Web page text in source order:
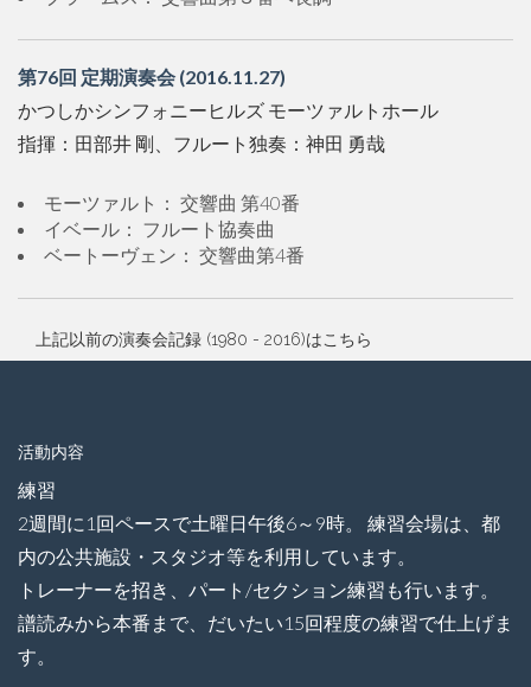
第76回 定期演奏会 (2016.11.27)
かつしかシンフォニーヒルズ モーツァルトホール
指揮：田部井 剛、フルート独奏：神田 勇哉
モーツァルト： 交響曲 第40番
イベール： フルート協奏曲
ベートーヴェン： 交響曲第4番
上記以前の演奏会記録 (1980 - 2016)はこちら
活動内容
練習
2週間に1回ペースで土曜日午後6～9時。 練習会場は、都
内の公共施設・スタジオ等を利用しています。
トレーナーを招き、パート/セクション練習も行います。
譜読みから本番まで、だいたい15回程度の練習で仕上げま
す。